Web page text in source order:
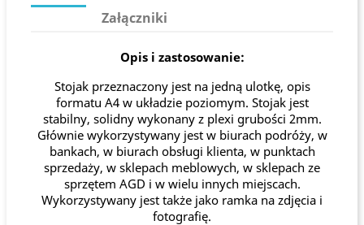
Załączniki
Opis i zastosowanie:
Stojak przeznaczony jest na jedną ulotkę, opis
formatu A4 w układzie poziomym. Stojak jest
stabilny, solidny wykonany z plexi grubości 2mm.
Głównie wykorzystywany jest w biurach podróży, w
bankach, w biurach obsługi klienta, w punktach
sprzedaży, w sklepach meblowych, w sklepach ze
sprzętem AGD i w wielu innych miejscach.
Wykorzystywany jest także jako ramka na zdjęcia i
fotografię.